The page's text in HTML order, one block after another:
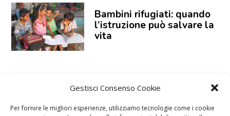
Gestisci Consenso Cookie
Per fornire le migliori esperienze, utilizziamo tecnologie come i cookie
Bambini rifugiati: quando
l’istruzione può salvare la
vita
Test DNA fetale: quando
si esegue